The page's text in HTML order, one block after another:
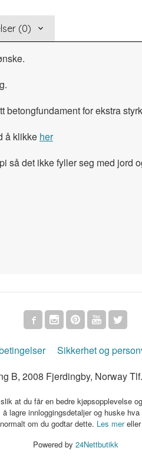
(0)
betongfundament for ekstra
å klikke her
det ikke fyller seg med jord
Sikkerhet og
B, 2008 Fjerdingby, Norway Tlf.
at du får en bedre kjøpsopplevelse
lagre innloggingsdetaljer og huske
om du godtar dette. Les mereller
Powered by 24Nettbutikk